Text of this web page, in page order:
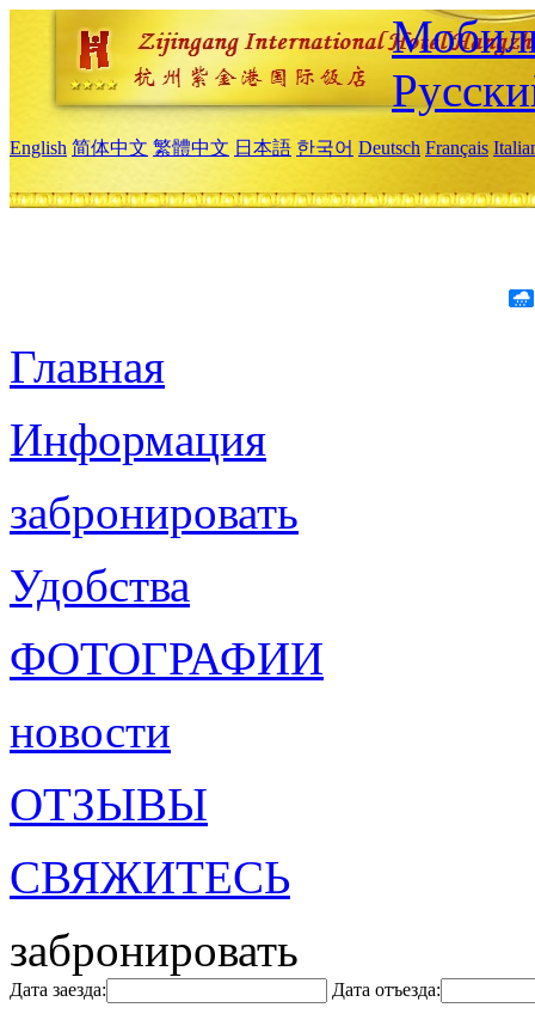
English 简体中文 繁體中文 日本語 한국어 Deutsch Français
Главная
Информация
забронировать
Удобства
ФОТОГРАФИИ
новости
ОТЗЫВЫ
СВЯЖИТЕСЬ
забронировать
Дата заезда: Дата отъезда: